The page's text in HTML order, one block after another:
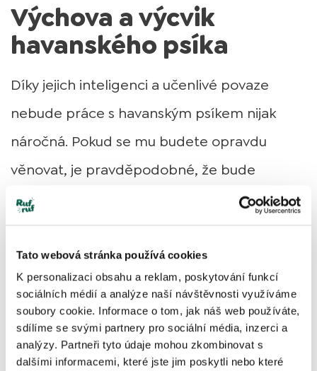
Tato webová stránka používá cookies
K personalizaci obsahu a reklam, poskytování funkcí
sociálních médií a analýze naší návštěvnosti využíváme
soubory cookie. Informace o tom, jak náš web používáte,
sdílíme se svými partnery pro sociální média, inzerci a
analýzy. Partneři tyto údaje mohou zkombinovat s
dalšími informacemi, které jste jim poskytli nebo které
Výchova a výcvik
havanského psíka
Díky jejich inteligenci a učenlivé povaze
nebude práce s havanským psíkem nijak
náročná. Pokud se mu budete opravdu
věnovat, je pravděpodobné, že bude
bezproblémů fungovat. Pro svou oddanost a
lásku k vám se bude snažit naučit každý nový
povel, aby vás potěšil. Pamatujte však, že
pro jejich citlivou povahu bude potřeba
vychovávat pomocí pozitivní metody s
pamlskem v ruce, nátlakem a tvrdou rukou